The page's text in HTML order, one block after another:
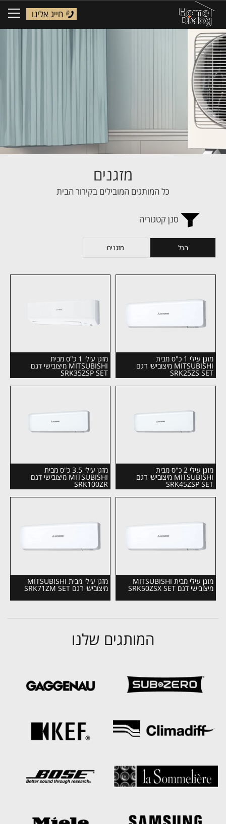
חייג אלינו
מזגנים
כל המותגים המובילים בקירור הבית
סנן קטגוריה
הכל מזגנים
מזגן עילי 1 כ"ס מבית
MITSUBISHI מיצובישי דגם
SRK25ZS SET
מזגן עילי 1 כ"ס מבית
MITSUBISHI מיצובישי דגם
SRK35ZSP SET
מזגן עילי 2 כ"ס מבית
MITSUBISHI מיצובישי דגם
SRK45ZSP SET
מזגן עילי 3.5 כ"ס מבית
MITSUBISHI מיצובישי דגם
SRK100ZR
מזגן עילי מבית MITSUBISHI
מיצובישי דגם SRK50ZSX SET
מזגן עילי מבית MITSUBISHI
מיצובישי דגם SRK71ZM SET
המותגים שלנו